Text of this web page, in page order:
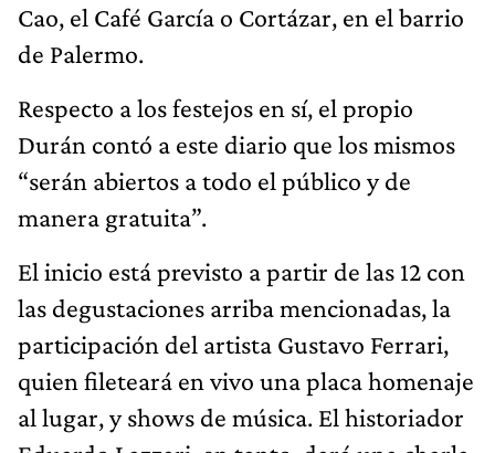
Cao, el Café García o Cortázar, en el barrio
de Palermo.
Respecto a los festejos en sí, el propio
Durán contó a este diario que los mismos
“serán abiertos a todo el público y de
manera gratuita”.
El inicio está previsto a partir de las 12 con
las degustaciones arriba mencionadas, la
participación del artista Gustavo Ferrari,
quien fileteará en vivo una placa homenaje
al lugar, y shows de música. El historiador